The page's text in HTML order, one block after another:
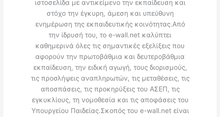
ιστοσελίδα με αντικείμενο την εκπαίδευση και
στόχο την έγκυρη, άμεση και υπεύθυνη
ενημέρωση της εκπαιδευτικής κοινότητας.Από
την ίδρυσή του, το e-wall.net καλύπτει
καθημερινά όλες τις σημαντικές εξελίξεις που
αφορούν την πρωτοβάθμια και δευτεροβάθμια
εκπαίδευση, την ειδική αγωγή, τους διορισμούς,
τις προσλήψεις αναπληρωτών, τις μεταθέσεις, τις
αποσπάσεις, τις προκηρύξεις του ΑΣΕΠ, τις
εγκυκλίους, τη νομοθεσία και τις αποφάσεις του
Υπουργείου Παιδείας.Σκοπός του e-wall.net είναι